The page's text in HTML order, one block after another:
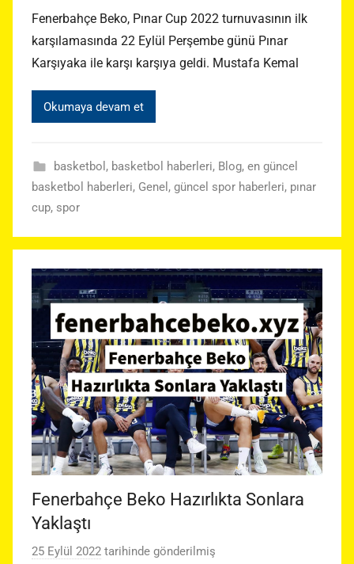
Fenerbahçe Beko, Pınar Cup 2022 turnuvasının ilk
karşılamasında 22 Eylül Perşembe günü Pınar
Karşıyaka ile karşı karşıya geldi. Mustafa Kemal
Okumaya devam et
basketbol , basketbol haberleri, Blog, en güncel
basketbol haberleri, Genel , güncel spor haberleri, pınar
cup, spor
Fenerbahçe Beko Hazırlıkta Sonlara
Yaklaştı
25 Eylül 2022 tarihinde gönderilmiş